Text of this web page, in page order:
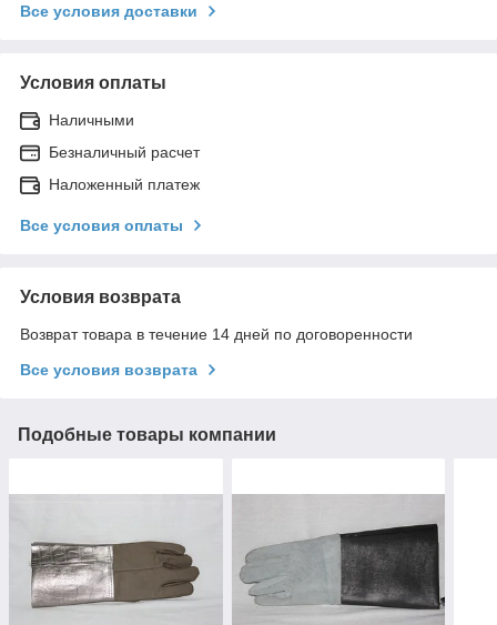
Все условия доставки
Условия оплаты
Наличными
Безналичный расчет
Наложенный платеж
Все условия оплаты
Условия возврата
Возврат товара в течение 14 дней по договоренности
Все условия возврата
Подобные товары компании